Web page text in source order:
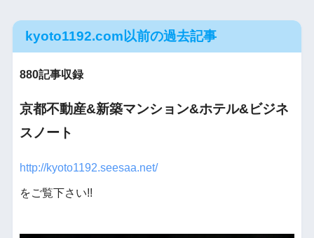
kyoto1192.com以前の過去記事
880記事収録
京都不動産&新築マンション&ホテル&ビジネ
スノート
http://kyoto1192.seesaa.net/
をご覧下さい!!